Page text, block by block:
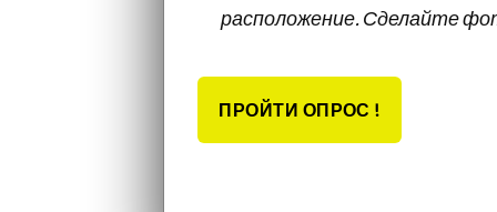
расположение. Сделайте
ПРОЙТИ ОПРОС !